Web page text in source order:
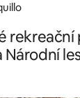
Národní